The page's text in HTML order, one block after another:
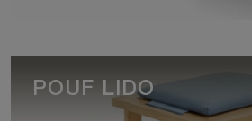
POUF LIDO